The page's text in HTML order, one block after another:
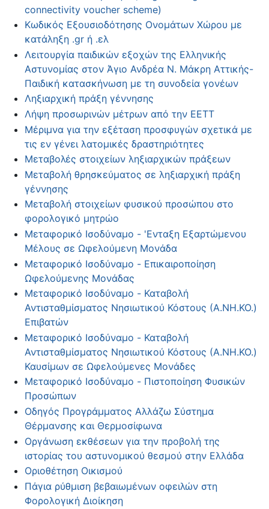
connectivity voucher scheme)
Κωδικός Εξουσιοδότησης Ονομάτων Χώρου με
κατάληξη .gr ή .ελ
Λειτουργία παιδικών εξοχών της Ελληνικής
Αστυνομίας στον Άγιο Ανδρέα Ν. Μάκρη Αττικής-
Παιδική κατασκήνωση με τη συνοδεία γονέων
Ληξιαρχική πράξη γέννησης
Λήψη προσωρινών μέτρων από την ΕΕΤΤ
Μέριμνα για την εξέταση προσφυγών σχετικά με
τις εν γένει λατομικές δραστηριότητες
Μεταβολές στοιχείων ληξιαρχικών πράξεων
Μεταβολή θρησκεύματος σε ληξιαρχική πράξη
γέννησης
Μεταβολή στοιχείων φυσικού προσώπου στο
φορολογικό μητρώο
Μεταφορικό Ισοδύναμο - 'Ενταξη Εξαρτώμενου
Μέλους σε Ωφελούμενη Μονάδα
Μεταφορικό Ισοδύναμο - Επικαιροποίηση
Ωφελούμενης Μονάδας
Μεταφορικό Ισοδύναμο - Καταβολή
Αντισταθμίσματος Νησιωτικού Κόστους (Α.ΝΗ.ΚΟ.)
Επιβατών
Μεταφορικό Ισοδύναμο - Καταβολή
Αντισταθμίσματος Νησιωτικού Κόστους (Α.ΝΗ.ΚΟ.)
Καυσίμων σε Ωφελούμενες Μονάδες
Μεταφορικό Ισοδύναμο - Πιστοποίηση Φυσικών
Προσώπων
Οδηγός Προγράμματος Αλλάζω Σύστημα
Θέρμανσης και Θερμοσίφωνα
Οργάνωση εκθέσεων για την προβολή της
ιστορίας του αστυνομικού θεσμού στην Ελλάδα
Οριοθέτηση Οικισμού
Πάγια ρύθμιση βεβαιωμένων οφειλών στη
Φορολογική Διοίκηση